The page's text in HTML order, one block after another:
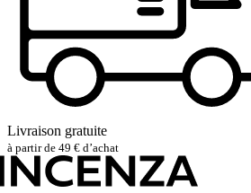
Livraison gratuite
à partir de 49 € d’achat